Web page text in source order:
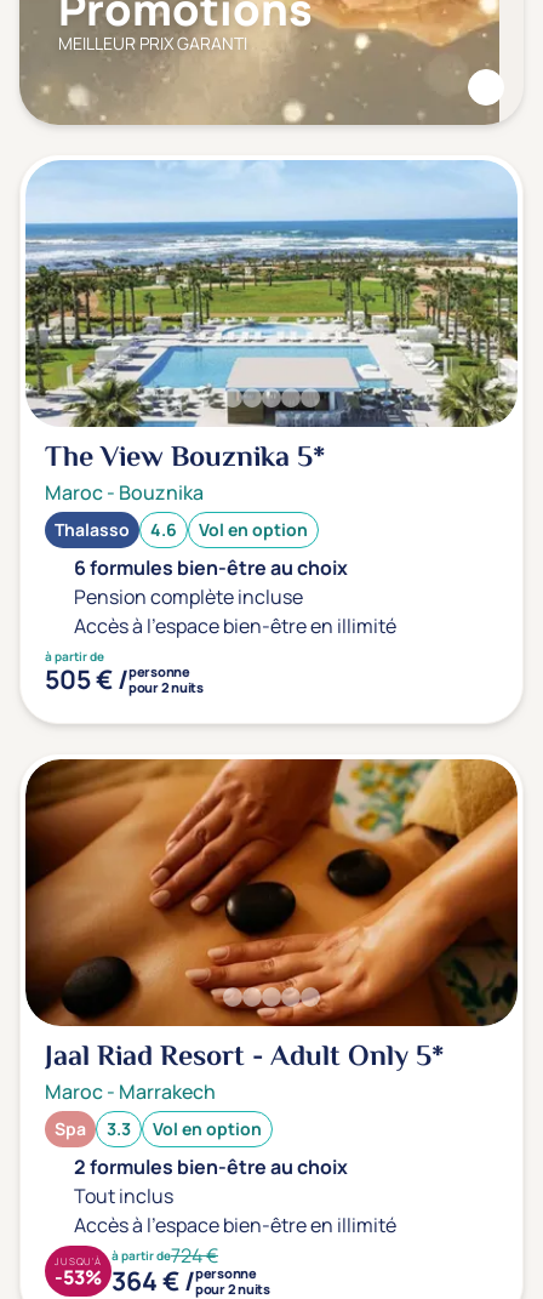
MEILLEUR PRIX GARANTI
The View Bouznika 5*
Maroc- Bouznika
Thalasso 4.6 Vol en option
6 formules bien-être au choix
Pension complète incluse
Accès à l'espace bien-être en illimité
à partir de
505 € /personne
pour 2 nuits
Jaal Riad Resort - Adult Only5*
Maroc- Marrakech
Spa 3.3 Vol en option
2 formules bien-être au choix
Tout inclus
Accès à l'espace bien-être en illimité
à partir de724 €
364 € /personne
pour 2 nuits
JUSQU'À
-53%